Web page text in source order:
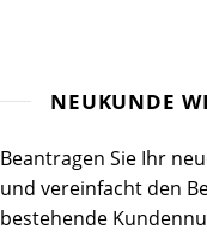
NEUKUNDE
Beantragen Sie Ihr
und vereinfacht den
bestehende